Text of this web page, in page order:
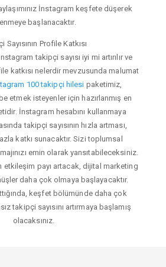
İnstagram keşfete düşerek
başlanacaktır.
Sayısının Profile Katkısı
takipçi sayısı iyi mi artırılır ve
katkısı nelerdir mevzusunda malumat
100 takipçi hilesi paketimiz,
etmek isteyenler için hazırlanmış en
İnstagram hesabını kullanmaya
takipçi sayısının hızla artması,
katkı sunacaktır. Sizi toplumsal
emin olarak yansıtabileceksiniz.
etkileşim payı artacak, dijital marketing
daha çok olmaya başlayacaktır.
keşfet bölümünde daha çok
takipçi sayısını artırmaya başlamış
olacaksınız.